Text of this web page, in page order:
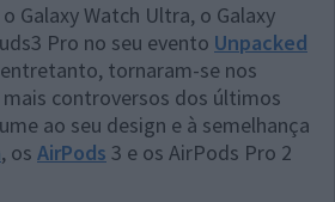
Galaxy Watch Ultra, o Galaxy
Pro no seu evento Unpacked
tornaram-se nos
controversos dos últimos
ao seu design e à semelhança
, os AirPods 3 e os AirPods Pro 2